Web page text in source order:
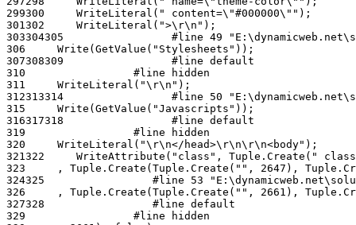
299300
301302
303304305
306
307308309
310
311
312313314
315
316317318
319
320
321322
323
324325
326
327328
329